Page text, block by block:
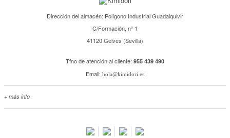
Dirección del almacén: Polígono Industrial Guadalquivir
C/Formación, nº 1
41120 Gelves (Sevilla)
Tfno de atención al cliente: 955 439 490
Email: hola@kimidori.es
+ más info